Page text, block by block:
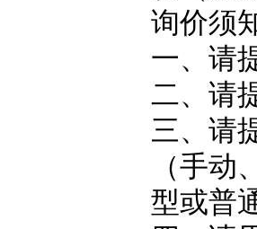
询价须
一、请
二、请
三、请
（手
型或普